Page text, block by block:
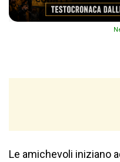
Le amichevoli iniziano